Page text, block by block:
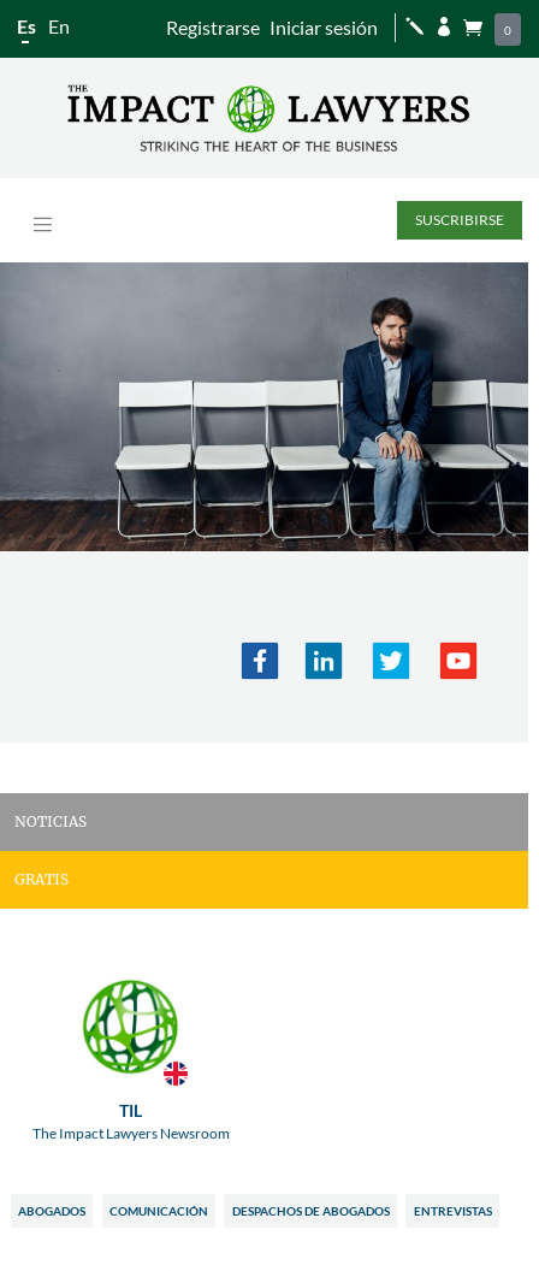
Es En Registrarse Iniciar sesión j   0
SUSCRIBIRSE
NOTICIAS
GRATIS
TIL
The Impact Lawyers Newsroom
ABOGADOS COMUNICACIÓN DESPACHOS DE ABOGADOS ENTREVISTAS